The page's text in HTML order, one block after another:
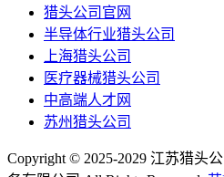
猎头公司官网
半导体行业猎头公司
上海猎头公司
医疗器械猎头公司
中高端人才网
苏州猎头公司
Copyright © 2025-2029 江苏猎头